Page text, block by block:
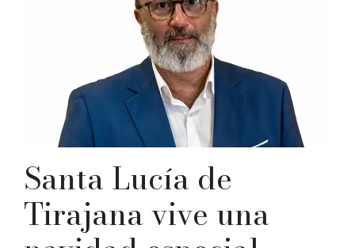
Santa Lucía de
Tirajana vive una